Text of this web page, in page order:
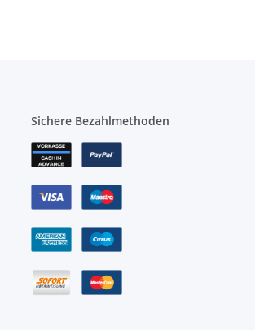
Sichere Bezahlmethoden